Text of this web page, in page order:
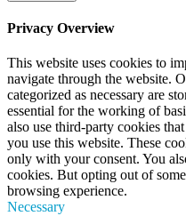
Privacy Overview
This website uses cookies to
navigate through the website.
categorized as necessary are
essential for the working of
also use third-party cookies
you use this website. These
only with your consent. You
cookies. But opting out of
browsing experience.
Necessary